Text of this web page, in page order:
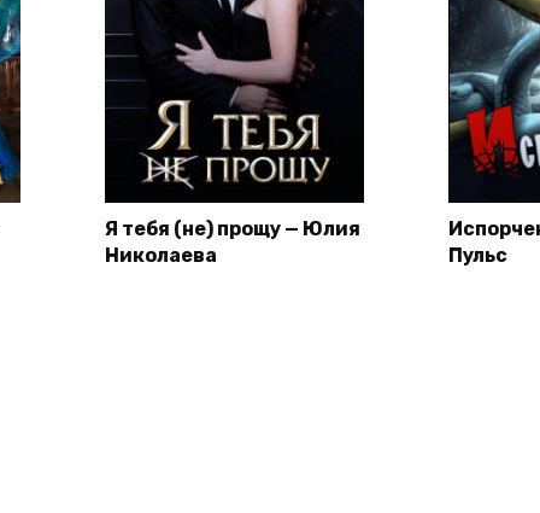
Я тебя (не) прощу — Юлия
Николаева
Пульс